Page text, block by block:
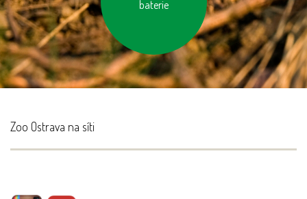
baterie
Zoo Ostrava na síti